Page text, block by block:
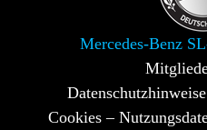
Mercedes-Benz
Cookies –